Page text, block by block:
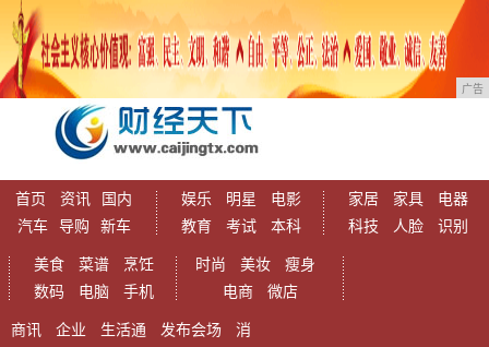
广告
首页 资讯
国内
汽车
导购 新车
娱乐 明星
电影
教育
考试 本科
家居 家具
电器
科技
人脸 识别
美食 菜谱
烹饪
数码
电脑 手机
时尚 美妆
瘦身
电商
微店
商讯 企业 生活通 发布会场
消